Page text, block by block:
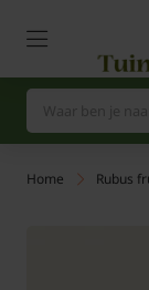
Home Rubus